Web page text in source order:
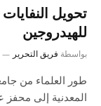
تحويل
للهيدروجين
بواسطة فريق التحرير
طور العلماء من
المعدنية إلى محفز